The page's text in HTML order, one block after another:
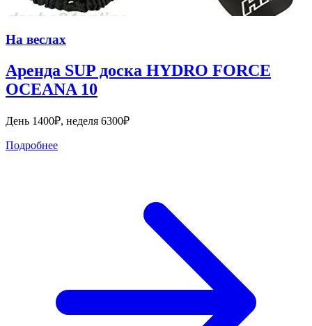
На веслах
Аренда SUP доска HYDRO FORCE
OCEANA 10
День 1400₽, неделя 6300₽
Подробнее